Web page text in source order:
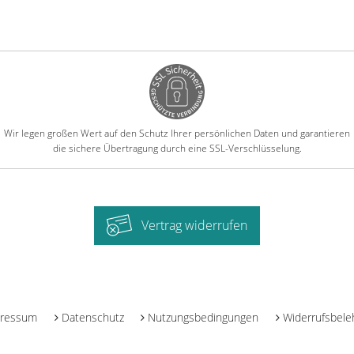
Wir legen großen Wert auf den Schutz Ihrer persönlichen Daten und garantieren
die sichere Übertragung durch eine SSL-Verschlüsselung.
Vertrag widerrufen
Datenschutz Nutzungsbedingungen